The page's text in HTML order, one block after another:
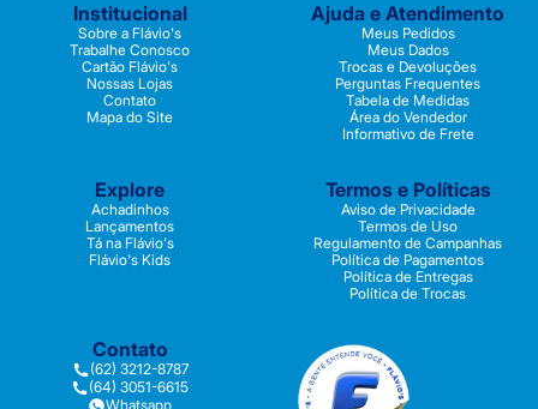
Institucional
Sobre a Flávio's
Trabalhe Conosco
Cartão Flávio's
Nossas Lojas
Contato
Mapa do Site
Ajuda e Atendimento
Meus Pedidos
Meus Dados
Trocas e Devoluções
Perguntas Frequentes
Tabela de Medidas
Área do Vendedor
Informativo de Frete
Explore
Achadinhos
Lançamentos
Tá na Flávio's
Flávio's Kids
Termos e Políticas
Aviso de Privacidade
Termos de Uso
Regulamento de Campanhas
Política de Pagamentos
Política de Entregas
Política de Trocas
Contato
(62) 3212-8787
(64) 3051-6615
Whatsapp